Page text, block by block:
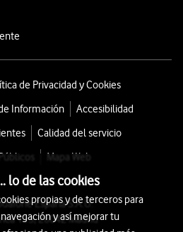
de Privacidad y Cookies
Información
Accesibilidad
Calidad del servicio
Mapa Web
España S.A.U.
115, 28042 Madrid
lo de las cookies
propias y de terceros para
y así mejorar tu